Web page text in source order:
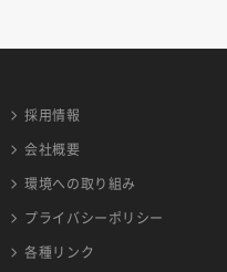
採用情報
会社概要
環境への取り組み
プライバシーポリシー
各種リンク